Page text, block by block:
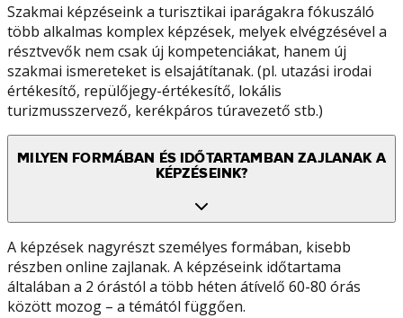
Szakmai képzéseink a turisztikai iparágakra fókuszáló
több alkalmas komplex képzések, melyek elvégzésével a
résztvevők nem csak új kompetenciákat, hanem új
szakmai ismereteket is elsajátítanak. (pl. utazási irodai
értékesítő, repülőjegy-értékesítő, lokális
turizmusszervező, kerékpáros túravezető stb.)
MILYEN FORMÁBAN ÉS IDŐTARTAMBAN ZAJLANAK A
KÉPZÉSEINK?
A képzések nagyrészt személyes formában, kisebb
részben online zajlanak. A képzéseink időtartama
általában a 2 órástól a több héten átívelő 60-80 órás
között mozog – a témától függően.